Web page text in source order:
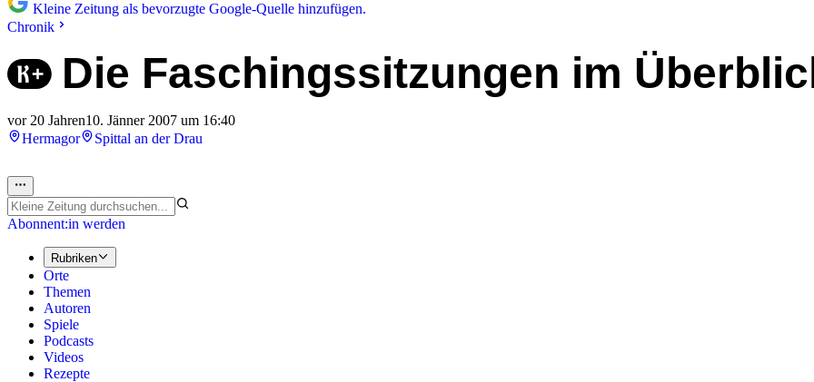
Kleine Zeitung als bevorzugte Google-Quelle hinzufügen.
Chronik
Die Faschingssitzungen im
vor 20 Jahren10. Jänner 2007 um 16:40
Hermagor
Spittal an der Drau
Abonnent:in werden
Rubriken
Orte
Themen
Autoren
Spiele
Podcasts
Videos
Rezepte